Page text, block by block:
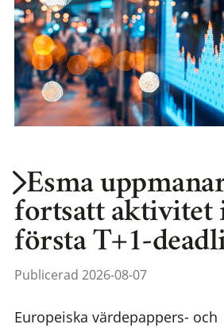
Esma
fortsatt aktivitet
första T+1-
Publicerad 2026-08-07
Europeiska värdepappers- och